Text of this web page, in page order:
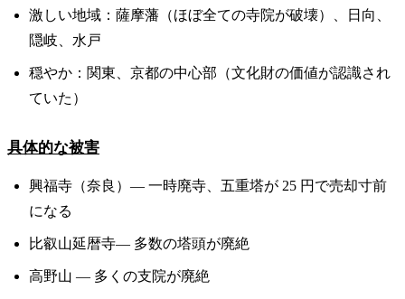
激しい地域：薩摩藩（ほぼ全ての寺院が破壊）、日向、
隠岐、水戸
穏やか：関東、京都の中心部（文化財の価値が認識され
ていた）
具体的な被害
興福寺（奈良）— 一時廃寺、五重塔が 25 円で売却寸前
になる
比叡山延暦寺— 多数の塔頭が廃絶
高野山 — 多くの支院が廃絶